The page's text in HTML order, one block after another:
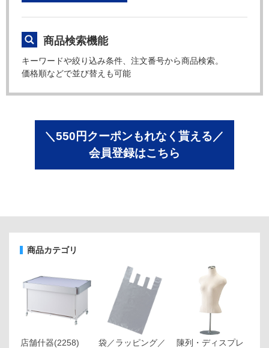
商品検索機能
キーワードや絞り込み条件、注文番号から商品検索。
価格順などで並び替えも可能
＼550円クーポンもれなく貰える／
会員登録はこちら
商品カテゴリ
店舗什器(2258)
袋／ラッピング／
陳列・ディスプレ